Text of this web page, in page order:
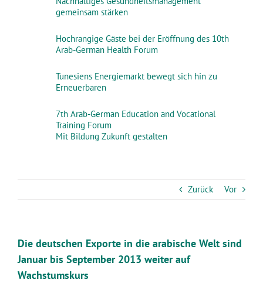
Zurück Vor
Die deutschen Exporte in die arabische Welt sind
Januar bis September 2013 weiter auf
Wachstumskurs
gemeinsam stärken
Hochrangige Gäste bei der Eröffnung des 10th
Arab-German Health Forum
Tunesiens Energiemarkt bewegt sich hin zu
Erneuerbaren
7th Arab-German Education and Vocational
Training Forum
Mit Bildung Zukunft gestalten